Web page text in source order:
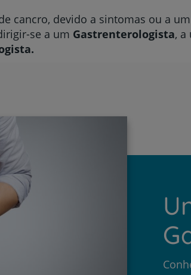
cancro, devido a sintomas ou a
se a um Gastrenterologista, a